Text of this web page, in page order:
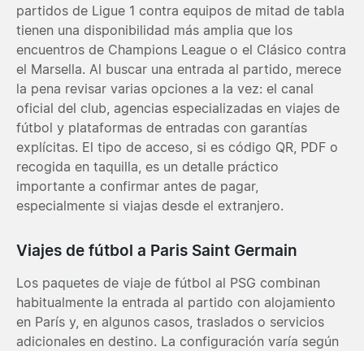
partidos de Ligue 1 contra equipos de mitad de tabla
tienen una disponibilidad más amplia que los
encuentros de Champions League o el Clásico contra
el Marsella. Al buscar una entrada al partido, merece
la pena revisar varias opciones a la vez: el canal
oficial del club, agencias especializadas en viajes de
fútbol y plataformas de entradas con garantías
explícitas. El tipo de acceso, si es código QR, PDF o
recogida en taquilla, es un detalle práctico
importante a confirmar antes de pagar,
especialmente si viajas desde el extranjero.
Viajes de fútbol a Paris Saint Germain
Los paquetes de viaje de fútbol al PSG combinan
habitualmente la entrada al partido con alojamiento
en París y, en algunos casos, traslados o servicios
adicionales en destino. La configuración varía según